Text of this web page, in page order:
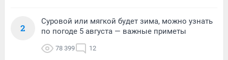
2
Суровой или мягкой будет зима, можно узнать
по погоде 5 августа — важные приметы
78 399 12